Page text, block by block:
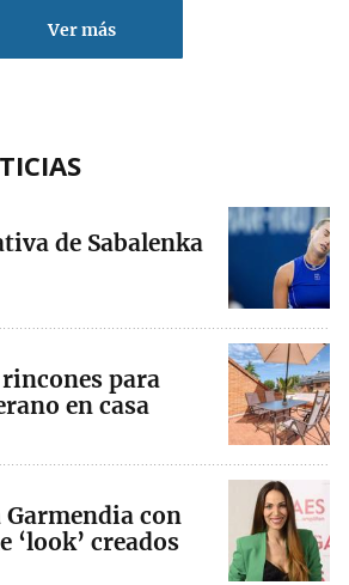
Ver más
de Sabalenka
para
en casa
Garmendia con
‘look’ creados